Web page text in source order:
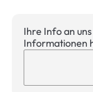
Ihre Info an
Informationen